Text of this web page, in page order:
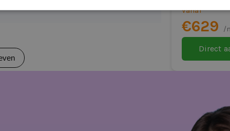
afhankelijk)
Vanaf
€629 /
Direct